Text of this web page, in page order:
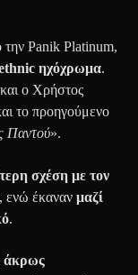
την Panik Platinum,
ethnic ηχόχρωμα.
ο Χρήστος
το προηγούμενο
Παντού».
σχέση με τον
, ενώ έκανανμαζί
.
άκρως